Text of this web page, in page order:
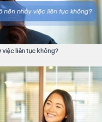
việc liên tục không?